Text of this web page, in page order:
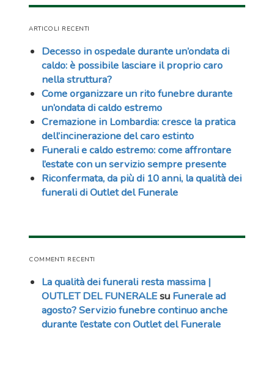
ARTICOLI RECENTI
Decesso in ospedale durante un’ondata di
caldo: è possibile lasciare il proprio caro
nella struttura?
Come organizzare un rito funebre durante
un’ondata di caldo estremo
Cremazione in Lombardia: cresce la pratica
dell’incinerazione del caro estinto
Funerali e caldo estremo: come affrontare
l’estate con un servizio sempre presente
Riconfermata, da più di 10 anni, la qualità dei
funerali di Outlet del Funerale
COMMENTI RECENTI
La qualità dei funerali resta massima |
OUTLET DEL FUNERALEsu Funerale ad
agosto? Servizio funebre continuo anche
durante l’estate con Outlet del Funerale